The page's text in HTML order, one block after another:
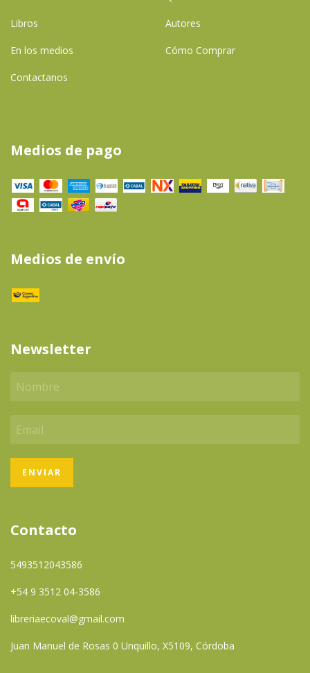
Libros Autores
En los medios Cómo Comprar
Contactanos
Medios de pago
Medios de envío
Newsletter
Contacto
5493512043586
+54 9 3512 04-3586
libreriaecoval@gmail.com
Juan Manuel de Rosas 0 Unquillo, X5109, Córdoba